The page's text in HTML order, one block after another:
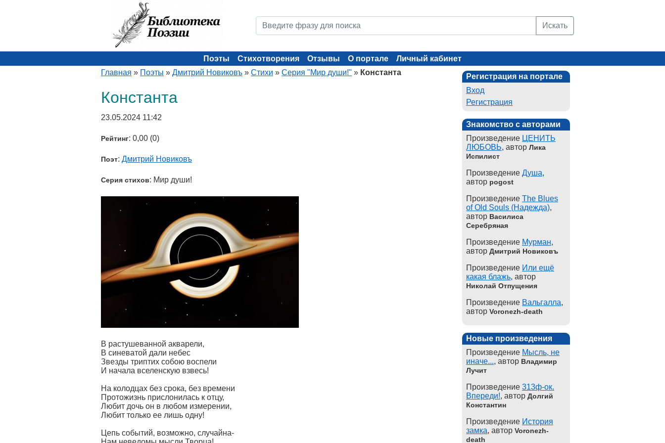
Искать
Поэты Стихотворения Отзывы О портале
Личный кабинет
Главная » Поэты » Дмитрий Новиковъ » Стихи » Серия "Мир души!" » Константа
Константа
23.05.2024 11:42
Рейтинг: 0,00 (0)
Поэт: Дмитрий Новиковъ
Серия стихов: Мир души!
В растушеванной акварели,
В синеватой дали небес
Звезды триптих собою воспели
И начала вселенскую взвесь!
На колодцах без срока, без времени
Протожизнь прислонилась к отцу,
Любит дочь он в любом измерении,
Любит только ее лишь одну!
Цепь событий, возможно, случайна-
Регистрация на портале
Вход
Регистрация
Знакомство с авторами
Произведение ЦЕНИТЬ
ЛЮБОВЬ, автор Лика
Испилист
Произведение Душа,
автор pogost
Произведение The Blues
of Old Souls (Надежда),
автор Василиса
Серебряная
Произведение Мурман,
автор Дмитрий Новиковъ
Произведение Или ещё
какая блажь, автор
Николай Отпущения
Произведение Вальгалла,
автор Voronezh-death
Новые произведения
Произведение Мысль, не
иначе..., автор Владимир
Лучит
Произведение 313ф-ок.
Впереди!, автор Долгий
Константин
Произведение История
замка, автор Voronezh-
death